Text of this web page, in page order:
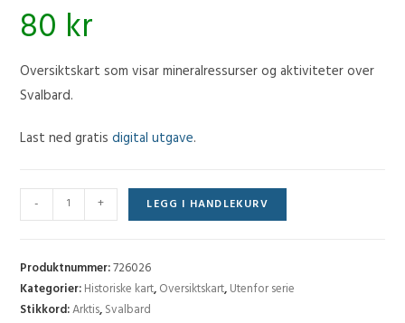
80 kr
Oversiktskart som visarmineralressurser og aktiviteterover
Svalbard.
Last ned gratisdigital utgave.
Historisk
oversiktskart:
(mineralressurser,
aktiviteter)
antall
- + LEGG I HANDLEKURV
Produktnummer:726026
Kategorier:Historiske kart,Oversiktskart,Utenfor serie
Stikkord:Arktis,Svalbard